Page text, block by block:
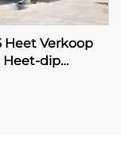
Heet Verkoop
Heet-dip